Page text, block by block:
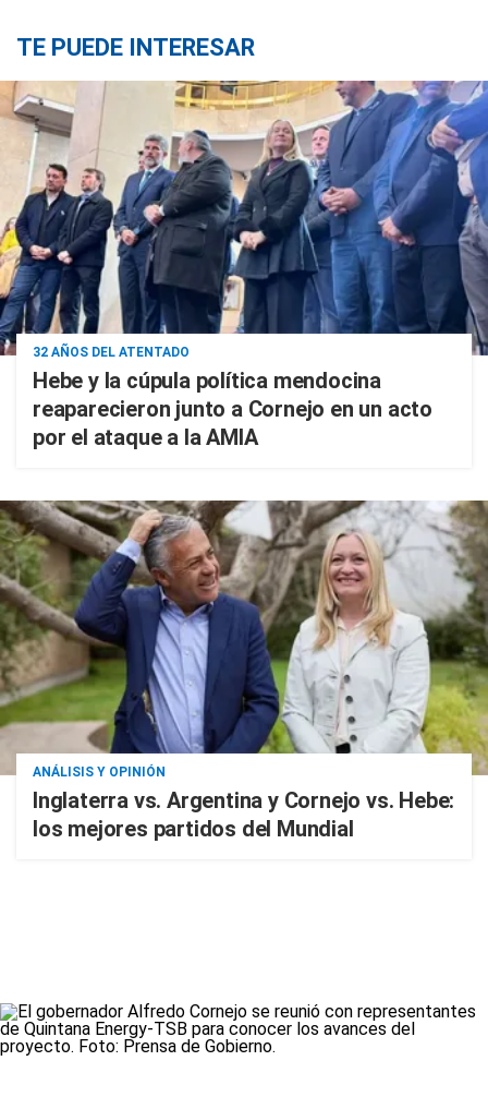
TE PUEDE INTERESAR
32 AÑOS DEL ATENTADO
Hebe y la cúpula política mendocina
reaparecieron junto a Cornejo en un acto
por el ataque a la AMIA
ANÁLISIS Y OPINIÓN
Inglaterra vs. Argentina y Cornejo vs. Hebe:
los mejores partidos del Mundial